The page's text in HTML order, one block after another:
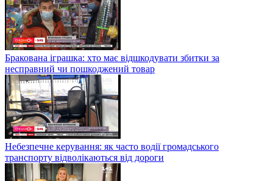
Бракована іграшка: хто має відшкодувати збитки за
несправний чи пошкоджений товар
Небезпечне керування: як часто водії громадського
транспорту відволікаються від дороги